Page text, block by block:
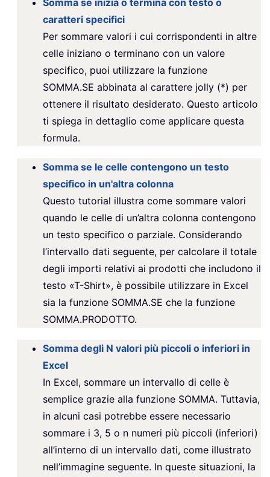
Somma se inizia o termina con testo o
caratteri specifici
Per sommare valori i cui corrispondenti in altre
celle iniziano o terminano con un valore
specifico, puoi utilizzare la funzione
SOMMA.SE abbinata al carattere jolly (*) per
ottenere il risultato desiderato. Questo articolo
ti spiega in dettaglio come applicare questa
formula.
Somma se le celle contengono un testo
specifico in un'altra colonna
Questo tutorial illustra come sommare valori
quando le celle di un’altra colonna contengono
un testo specifico o parziale. Considerando
l’intervallo dati seguente, per calcolare il totale
degli importi relativi ai prodotti che includono il
testo «T-Shirt», è possibile utilizzare in Excel
sia la funzione SOMMA.SE che la funzione
SOMMA.PRODOTTO.
Somma degli N valori più piccoli o inferiori in
Excel
In Excel, sommare un intervallo di celle è
semplice grazie alla funzione SOMMA. Tuttavia,
in alcuni casi potrebbe essere necessario
sommare i 3, 5 o n numeri più piccoli (inferiori)
all’interno di un intervallo dati, come illustrato
nell’immagine seguente. In queste situazioni, la